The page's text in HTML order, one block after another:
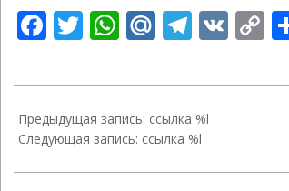
Facebook
Twitter
WhatsApp
Mail.Ru
VK
04-
07
Предыдущая запись: ссылка %l
Следующая запись: ссылка %l